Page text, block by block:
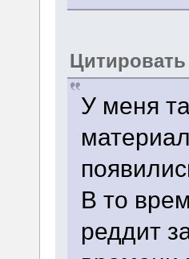
Цитировать
У меня
В то
реддит